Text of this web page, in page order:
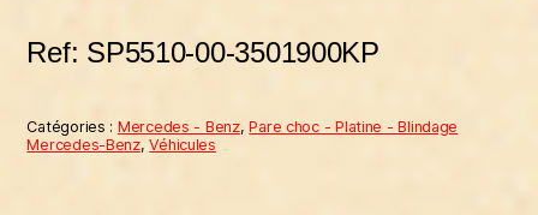
Ref: SP5510-00-3501900KP
Catégories : Mercedes - Benz,Pare choc - Platine - Blindage
Mercedes-Benz,Véhicules